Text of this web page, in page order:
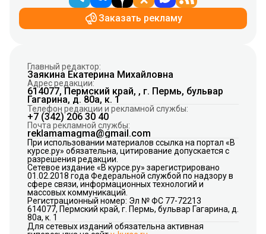
Заказать рекламу
Главный редактор:
Заякина Екатерина Михайловна
Адрес редакции:
614077, Пермский край, , г. Пермь, бульвар
Гагарина, д. 80а, к. 1
Телефон редакции и рекламной службы:
+7 (342) 206 30 40
Почта рекламной службы:
reklamamagma@gmail.com
При использовании материалов ссылка на портал «В
курсе.ру» обязательна, цитирование допускается с
разрешения редакции.
Сетевое издание «В курсе.ру» зарегистрировано
01.02.2018 года Федеральной службой по надзору в
сфере связи, информационных технологий и
массовых коммуникаций.
Регистрационный номер: Эл № ФС 77-72213
614077, Пермский край, г. Пермь, бульвар Гагарина, д.
80а, к. 1
Для сетевых изданий обязательна активная